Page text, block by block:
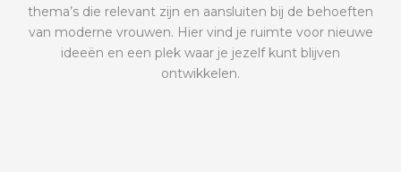
thema’s die relevant zijn en aansluiten bij de behoeften
van moderne vrouwen. Hier vind je ruimte voor nieuwe
ideeën en een plek waar je jezelf kunt blijven
ontwikkelen.